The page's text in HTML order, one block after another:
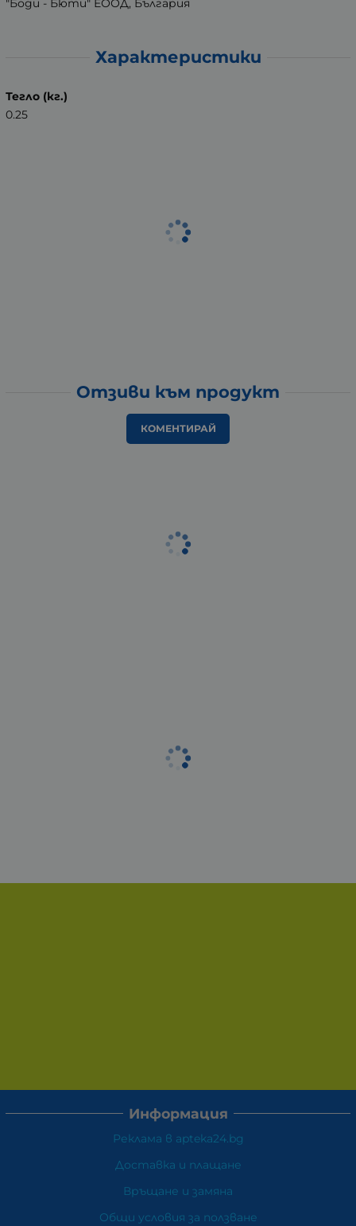
"Боди - Бюти" ЕООД, България
Характеристики
Тегло (кг.)
0.25
Отзиви към продукт
КОМЕНТИРАЙ
Информация
Реклама в apteka24.bg
Доставка и плащане
Връщане и замяна
Общи условия за ползване